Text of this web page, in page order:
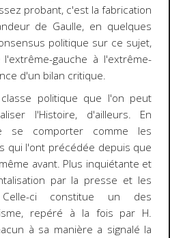
probant, c'est la fabrication
de Gaulle, en quelques
politique sur ce sujet,
gauche à l'extrême-
d'un bilan critique.
politique que l'on peut
l'Histoire, d'ailleurs. En
comporter comme les
qui l'ont précédée depuis que
avant. Plus inquiétante et
par la presse et les
Celle-ci constitue un des
repéré à la fois par H.
à sa manière a signalé la